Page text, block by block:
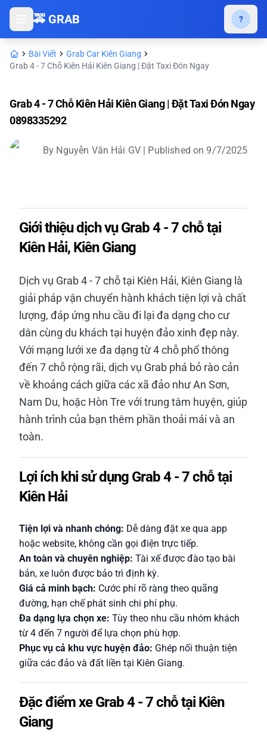
🚕 GRAB ?
Bài Viết
Grab Car Kiên Giang
Grab 4 - 7 Chỗ Kiên Hải Kiên Giang | Đặt Taxi Đón Ngay
Grab 4 - 7 Chỗ Kiên Hải Kiên Giang | Đặt Taxi Đón Ngay
0898335292
By Nguyễn Văn Hải GV | Published on 9/7/2025
Giới thiệu dịch vụ Grab 4 - 7 chỗ tại
Kiên Hải, Kiên Giang
Dịch vụ Grab 4 - 7 chỗ tại Kiên Hải, Kiên Giang là
giải pháp vận chuyển hành khách tiện lợi và chất
lượng, đáp ứng nhu cầu đi lại đa dạng cho cư
dân cùng du khách tại huyện đảo xinh đẹp này.
Với mạng lưới xe đa dạng từ 4 chỗ phổ thông
đến 7 chỗ rộng rãi, dịch vụ Grab phá bỏ rào cản
về khoảng cách giữa các xã đảo như An Sơn,
Nam Du, hoặc Hòn Tre với trung tâm huyện, giúp
hành trình của bạn thêm phần thoải mái và an
toàn.
Lợi ích khi sử dụng Grab 4 - 7 chỗ tại
Kiên Hải
Tiện lợi và nhanh chóng: Dễ dàng đặt xe qua app
hoặc website, không cần gọi điện trực tiếp.
An toàn và chuyên nghiệp: Tài xế được đào tạo bài
bản, xe luôn được bảo trì định kỳ.
Giá cả minh bạch: Cước phí rõ ràng theo quãng
đường, hạn chế phát sinh chi phí phụ.
Đa dạng lựa chọn xe: Tùy theo nhu cầu nhóm khách
từ 4 đến 7 người để lựa chọn phù hợp.
Phục vụ cả khu vực huyện đảo: Ghép nối thuận tiện
giữa các đảo và đất liền tại Kiên Giang.
Đặc điểm xe Grab 4 - 7 chỗ tại Kiên
Giang